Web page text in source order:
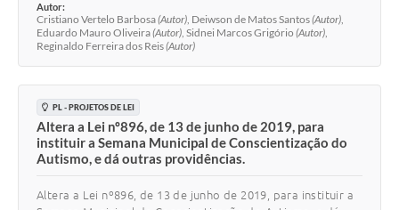
Autor:
Cristiano Vertelo Barbosa(Autor), Deiwson de Matos Santos(Autor),
Eduardo Mauro Oliveira(Autor), Sidnei Marcos Grigório (Autor),
Reginaldo Ferreira dos Reis(Autor)
PL - PROJETOS DE LEI
Altera a Lei nº896, de 13 de junho de 2019, para
instituir a Semana Municipal de Conscientização do
Autismo, e dá outras providências.
Altera a Lei nº896, de 13 de junho de 2019, para instituir a